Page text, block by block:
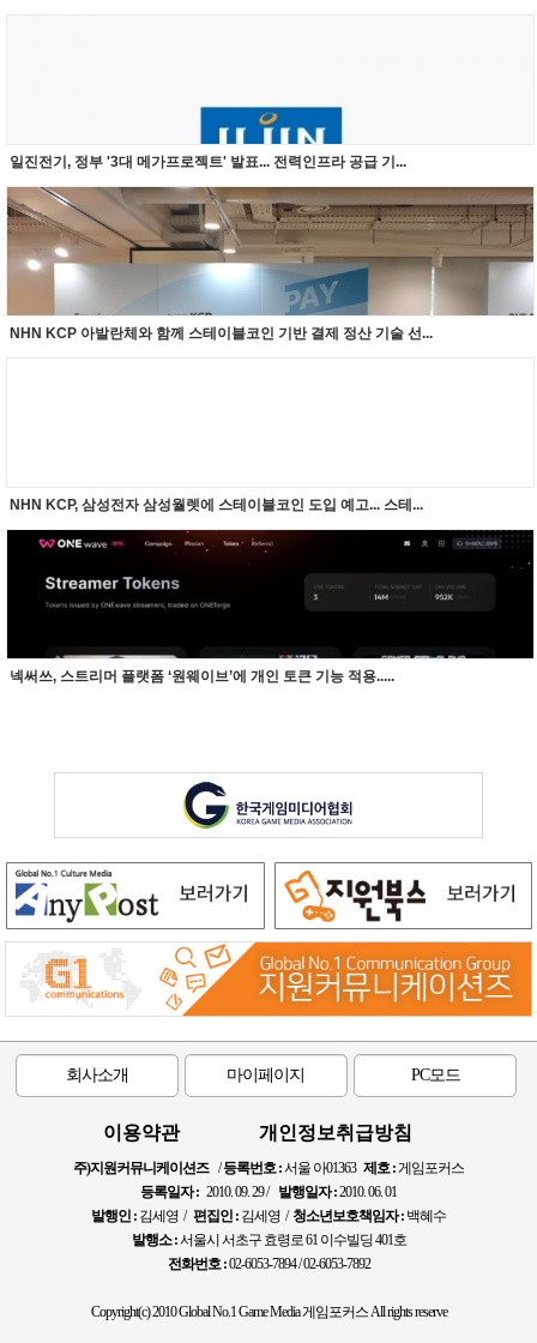
일진전기, 정부 '3대 메가프로젝트' 발표... 전력인프라 공급 기...
NHN KCP 아발란체와 함께 스테이블코인 기반 결제 정산 기술 선...
NHN KCP, 삼성전자 삼성월렛에 스테이블코인 도입 예고... 스테...
넥써쓰, 스트리머 플랫폼 ‘원웨이브’에 개인 토큰 기능 적용.....
회사소개 마이페이지 PC모드
이용약관 개인정보취급방침
주)지원커뮤니케이션즈/등록번호 :서울 아01363 제호 : 게임포커스
등록일자 : 2010. 09. 29 / 발행일자 :2010. 06. 01
발행인 : 김세영 / 편집인 : 김세영 /청소년보호책임자 : 백혜수
발행소 :서울시 서초구 효령로 61 이수빌딩 401호
전화번호 :02-6053-7894 / 02-6053-7892
Copyright(c) 2010 Global No.1 Game Media 게임포커스 All rights reserve